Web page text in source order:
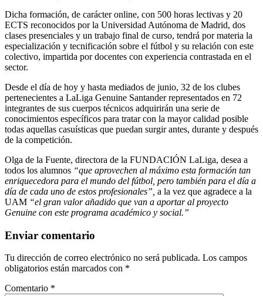
Dicha formación, de carácter online, con 500 horas lectivas y 20
ECTS reconocidos por la Universidad Autónoma de Madrid, dos
clases presenciales y un trabajo final de curso, tendrá por materia la
especialización y tecnificación sobre el fútbol y su relación con este
colectivo, impartida por docentes con experiencia contrastada en el
sector.
Desde el día de hoy y hasta mediados de junio, 32 de los clubes
pertenecientes a LaLiga Genuine Santander representados en 72
integrantes de sus cuerpos técnicos adquirirán una serie de
conocimientos específicos para tratar con la mayor calidad posible
todas aquellas casuísticas que puedan surgir antes, durante y después
de la competición.
Olga de la Fuente, directora de la FUNDACIÓN LaLiga, desea a
todos los alumnos “que aprovechen al máximo esta formación tan
enriquecedora para el mundo del fútbol, pero también para el día a
día de cada uno de estos profesionales”, a la vez que agradece a la
UAM “el gran valor añadido que van a aportar al proyecto
Genuine con este programa académico y social.”
Enviar comentario
Tu dirección de correo electrónico no será publicada. Los campos
obligatorios están marcados con *
Comentario *